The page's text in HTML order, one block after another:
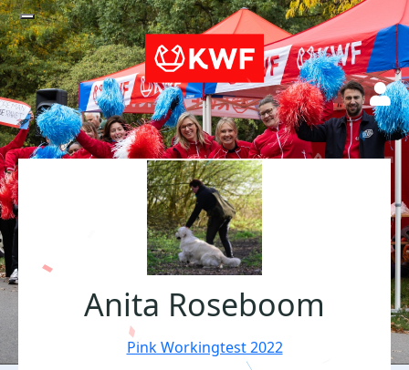
Anita Roseboom
Pink Workingtest 2022